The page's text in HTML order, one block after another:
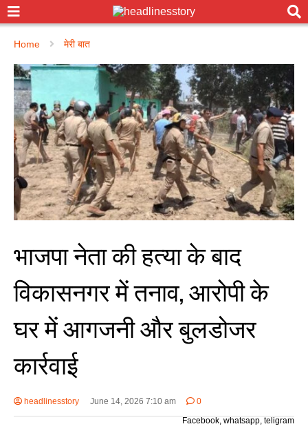
Home मेरी बात
भाजपा नेता की हत्या के बाद
विकासनगर में तनाव, आरोपी के
घर में आगजनी और बुलडोजर
कार्रवाई
headlinesstory June 14, 2026 7:10 am
0
Facebook, whatsapp, teligram